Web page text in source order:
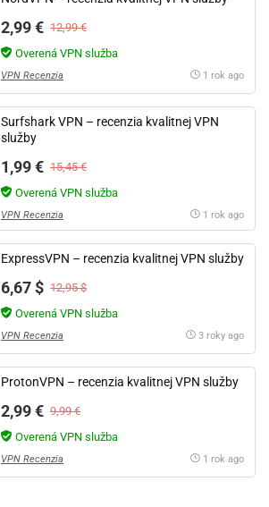
2,99 € 12,99 €
Overená VPN služba
VPN Recenzia 1 rok ago
Surfshark VPN – recenzia kvalitnej VPN
služby
1,99 € 15,45 €
Overená VPN služba
VPN Recenzia 1 rok ago
ExpressVPN – recenzia kvalitnej VPN služby
6,67 $ 12,95 $
Overená VPN služba
VPN Recenzia 3 roky ago
ProtonVPN – recenzia kvalitnej VPN služby
2,99 € 9,99 €
Overená VPN služba
VPN Recenzia 1 rok ago